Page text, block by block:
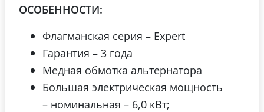
ОСОБЕННОСТИ:
Флагманская серия – Expert
Гарантия – 3 года
Медная обмотка альтернатора
Большая электрическая мощность
– номинальная – 6,0 кВт;